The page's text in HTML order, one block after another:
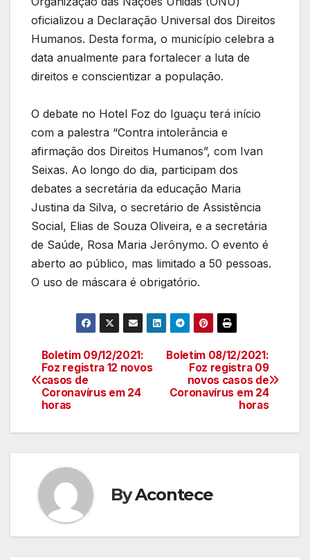
oficializou a Declaração Universal dos Direitos
Humanos. Desta forma, o município celebra a
data anualmente para fortalecer a luta de
direitos e conscientizar a população.
O debate no Hotel Foz do Iguaçu terá início
com a palestra “Contra intolerância e
afirmação dos Direitos Humanos”, com Ivan
Seixas. Ao longo do dia, participam dos
debates a secretária da educação Maria
Justina da Silva, o secretário de Assistência
Social, Elias de Souza Oliveira, e a secretária
de Saúde, Rosa Maria Jerônymo. O evento é
aberto ao público, mas limitado a 50 pessoas.
O uso de máscara é obrigatório.
Navegação
de
Boletim 08/12/2021:
Foz registra 09
novos casos de
Coronavírus em 24
horas
Boletim 09/12/2021:
Foz registra 12 novos
casos de
Coronavírus em 24
horas
ByAcontece